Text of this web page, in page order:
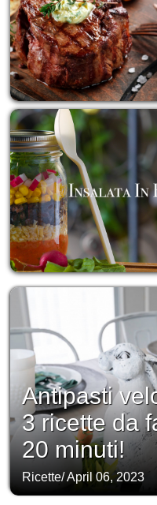
Antipasti
3 ricette da
20 minuti!
Ricette/April 06, 2023